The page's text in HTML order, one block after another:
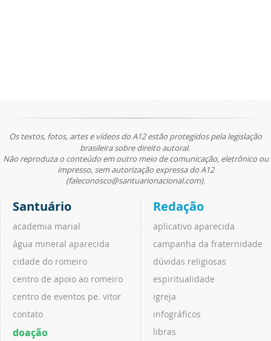
Os textos, fotos, artes e vídeos do A12 estão protegidos pela legislação
brasileira sobre direito autoral.
Não reproduza o conteúdo em outro meio de comunicação, eletrônico ou
impresso, sem autorização expressa do A12
(faleconosco@santuarionacional.com).
Santuário
academia marial
água mineral aparecida
cidade do romeiro
centro de apoio ao romeiro
centro de eventos pe. vitor
contato
doação
Redação
aplicativo aparecida
campanha da fraternidade
dúvidas religiosas
espiritualidade
igreja
infográficos
libras